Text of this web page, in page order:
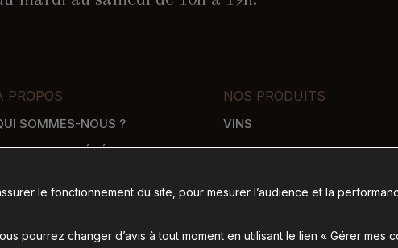
PROPOS
SOMMES-NOUS ?
GÉNÉRALES DE VENTE
DE PAIEMENT
NOS PRODUITS
VINS
SPIRITUEUX
ÉPICERIE SUCRÉE
le fonctionnement du site, pour mesurer l’audience et la
pourrez changer d’avis à tout moment en utilisant le lien « Gérer mes